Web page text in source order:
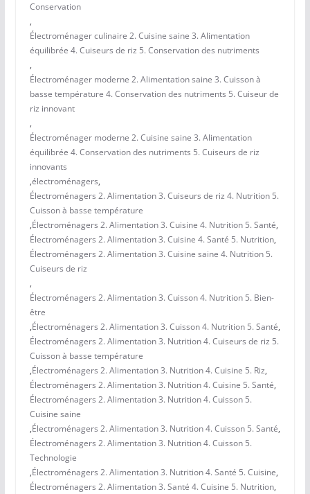
Conservation
,
Électroménager culinaire 2. Cuisine saine 3. Alimentation
équilibrée 4. Cuiseurs de riz 5. Conservation des nutriments
,
Électroménager moderne 2. Alimentation saine 3. Cuisson à
basse température 4. Conservation des nutriments 5. Cuiseur de
riz innovant
,
Électroménager moderne 2. Cuisine saine 3. Alimentation
équilibrée 4. Conservation des nutriments 5. Cuiseurs de riz
innovants
,électroménagers,
Électroménagers 2. Alimentation 3. Cuiseurs de riz 4. Nutrition 5.
Cuisson à basse température
,Électroménagers 2. Alimentation 3. Cuisine 4. Nutrition 5. Santé,
Électroménagers 2. Alimentation 3. Cuisine 4. Santé 5. Nutrition,
Électroménagers 2. Alimentation 3. Cuisine saine 4. Nutrition 5.
Cuiseurs de riz
,
Électroménagers 2. Alimentation 3. Cuisson 4. Nutrition 5. Bien-
être
,Électroménagers 2. Alimentation 3. Cuisson 4. Nutrition 5. Santé,
Électroménagers 2. Alimentation 3. Nutrition 4. Cuiseurs de riz 5.
Cuisson à basse température
,Électroménagers 2. Alimentation 3. Nutrition 4. Cuisine 5. Riz,
Électroménagers 2. Alimentation 3. Nutrition 4. Cuisine 5. Santé,
Électroménagers 2. Alimentation 3. Nutrition 4. Cuisson 5.
Cuisine saine
,Électroménagers 2. Alimentation 3. Nutrition 4. Cuisson 5. Santé,
Électroménagers 2. Alimentation 3. Nutrition 4. Cuisson 5.
Technologie
,Électroménagers 2. Alimentation 3. Nutrition 4. Santé 5. Cuisine,
Électroménagers 2. Alimentation 3. Santé 4. Cuisine 5. Nutrition,